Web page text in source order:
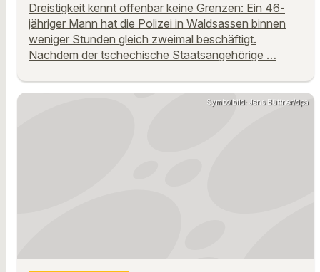
Dreistigkeit kennt offenbar keine Grenzen: Ein 46-
jähriger Mann hat die Polizei in Waldsassen binnen
weniger Stunden gleich zweimal beschäftigt.
Nachdem der tschechische Staatsangehörige …
Symbolbild: Jens Büttner/dpa